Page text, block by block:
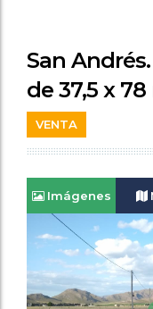
San
de 37,5 x
VENTA
Imágenes